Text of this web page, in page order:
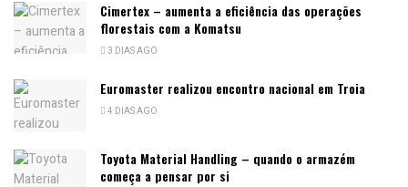
Cimertex – aumenta a eficiência das operações
florestais com a Komatsu
3 DIAS AGO
Euromaster realizou encontro nacional em Troia
4 DIAS AGO
Toyota Material Handling – quando o armazém
começa a pensar por si